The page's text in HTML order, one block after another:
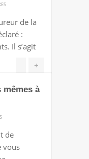
DE
TOUL
:
DE
de la
:
Il s’agit
+
mêmes à
NICO,
ON
de
vous